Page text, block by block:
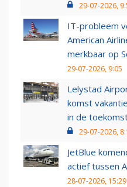
29-07-2026,
IT-probleem
American
merkbaar op
29-07-2026, 9:05
Lelystad
komst
in de
29-07-2026,
JetBlue
actief tussen
28-07-2026, 15:29